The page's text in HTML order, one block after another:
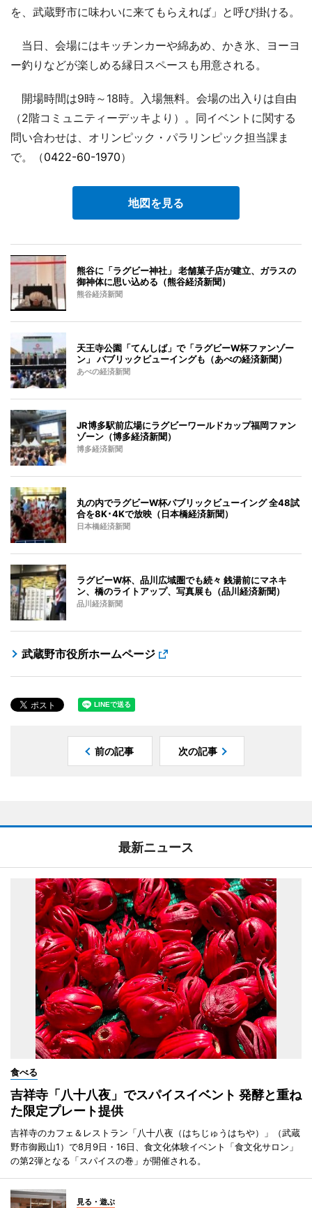
を、武蔵野市に味わいに来てもらえれば」と呼び掛ける。
当日、会場にはキッチンカーや綿あめ、かき氷、ヨーヨ
ー釣りなどが楽しめる縁日スペースも用意される。
開場時間は9時～18時。入場無料。会場の出入りは自由
（2階コミュニティーデッキより）。同イベントに関する
問い合わせは、オリンピック・パラリンピック担当課ま
で。（0422-60-1970）
地図を見る
熊谷に「ラグビー神社」 老舗菓子店が建立、ガラスの
御神体に思い込める（熊谷経済新聞）
熊谷経済新聞
天王寺公園「てんしば」で「ラグビーW杯ファンゾー
ン」 バブリックビューイングも（あべの経済新聞）
あべの経済新聞
JR博多駅前広場にラグビーワールドカップ福岡ファン
ゾーン（博多経済新聞）
博多経済新聞
丸の内でラグビーW杯パブリックビューイング 全48試
合を8K･4Kで放映（日本橋経済新聞）
日本橋経済新聞
ラグビーW杯、品川広域圏でも続々 銭湯前にマネキ
ン、橋のライトアップ、写真展も（品川経済新聞）
品川経済新聞
武蔵野市役所ホームページ
前の記事 次の記事
最新ニュース
食べる
吉祥寺「八十八夜」でスパイスイベント 発酵と重ね
た限定プレート提供
吉祥寺のカフェ＆レストラン「八十八夜（はちじゅうはちや）」（武蔵
野市御殿山1）で8月9日・16日、食文化体験イベント「食文化サロン」
の第2弾となる「スパイスの巻」が開催される。
見る・遊ぶ